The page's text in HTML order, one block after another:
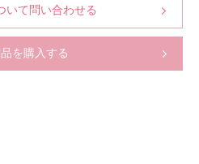
いて問い合わせる
を購入する